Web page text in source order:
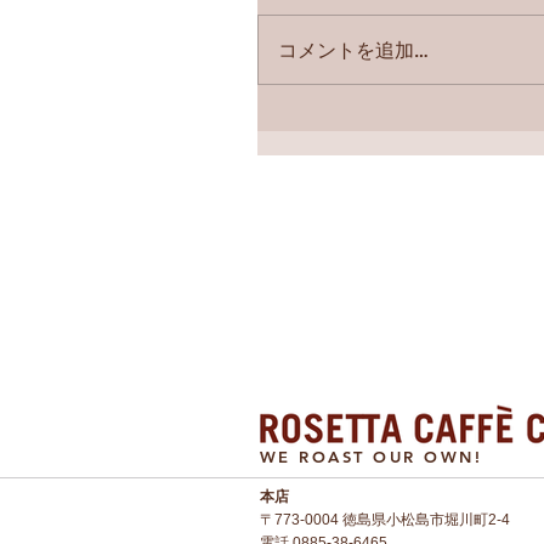
コメントを追加…
WE ROAST OUR OWN!
本店​
〒773-0004 徳島県小松島市堀川町2-4